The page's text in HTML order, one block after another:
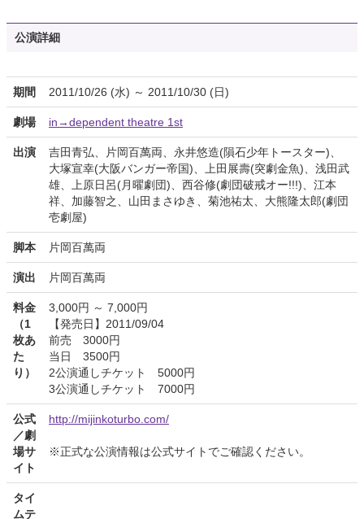
公演詳細
期間 2011/10/26 (水) ～ 2011/10/30 (日)
劇場 in→dependent theatre 1st
出演
吉田青弘、片岡百萬両、永井悠造(隕石少年トースター)、
大塚宣幸(大阪バンガー帝国)、上田展壽(突劇金魚)、浅田武
雄、上原日呂(月曜劇団)、西谷修(劇団破戒オー!!!)、江本
祥、加藤智之、山田まさゆき、菊池祐太、大熊隆太郎(劇団
壱劇屋)
脚本 片岡百萬両
演出 片岡百萬両
料金
（1
枚あ
た
り）
3,000円 ～ 7,000円
【発売日】2011/09/04
前売 3000円
当日 3500円
2公演通しチケット 5000円
3公演通しチケット 7000円
公式
／劇
場サ
イト
http://mijinkoturbo.com/
※正式な公演情報は公式サイトでご確認ください。
タイ
ムテ